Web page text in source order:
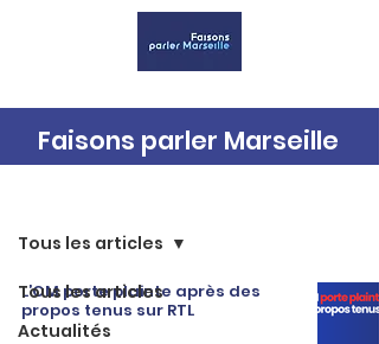
Faisons parler Marseille
Tous les articles
Actualités
Tous les articles
L’OM porte plainte après des
propos tenus sur RTL